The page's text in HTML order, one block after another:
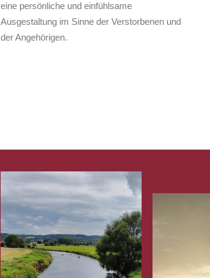
eine persönliche und einfühlsame
Ausgestaltung im Sinne der Verstorbenen und
der Angehörigen.